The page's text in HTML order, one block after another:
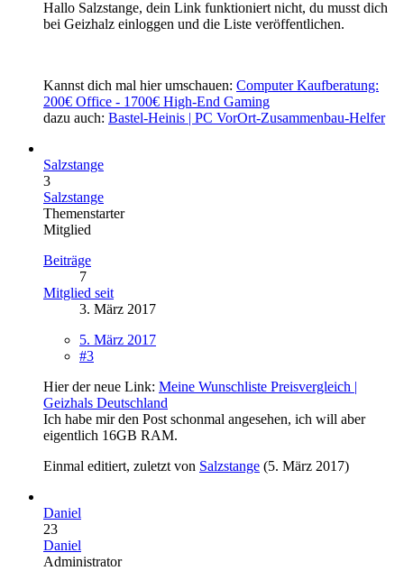
Hallo Salzstange, dein Link funktioniert nicht, du musst dich
bei Geizhalz einloggen und die Liste veröffentlichen.
Kannst dich mal hier umschauen: Computer Kaufberatung:
200€ Office - 1700€ High-End Gaming
dazu auch: Bastel-Heinis | PC VorOrt-Zusammenbau-Helfer
Salzstange
3
Salzstange
Themenstarter
Mitglied
Beiträge
7
Mitglied seit
3. März 2017
5. März 2017
#3
Hier der neue Link: Meine Wunschliste Preisvergleich |
Geizhals Deutschland
Ich habe mir den Post schonmal angesehen, ich will aber
eigentlich 16GB RAM.
Einmal editiert, zuletzt von Salzstange (5. März 2017)
Daniel
23
Daniel
Administrator